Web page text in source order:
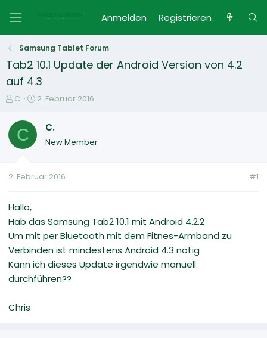
Anmelden Registrieren
Samsung Tablet Forum
Tab2 10.1 Update der Android Version von 4.2
auf 4.3
E
s
e
e
C.
E
t
t
2. Februar 2016
C C.
New Member
2. Februar 2016 #1
Hallo,
Hab das Samsung Tab2 10.1 mit Android 4.2.2
Um mit per Bluetooth mit dem Fitnes-Armband zu
Verbinden ist mindestens Android 4.3 nötig
Kann ich dieses Update irgendwie manuell
durchführen??
Chris